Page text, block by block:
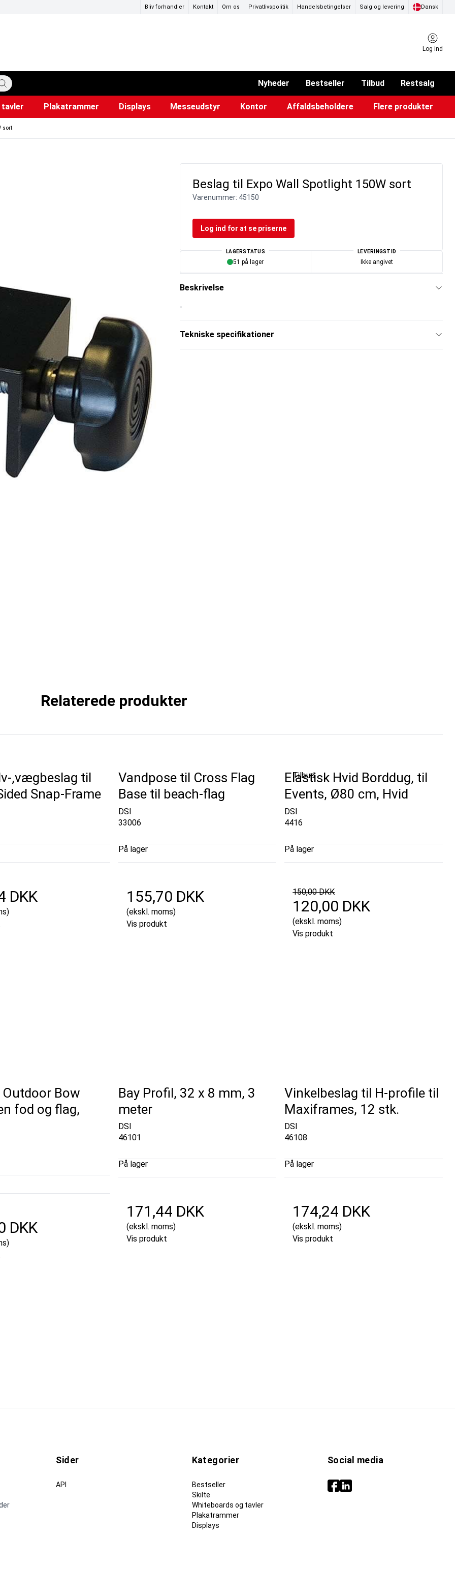
Bliv forhandler Kontakt Om os Privatlivspolitik Handelsbetingelser Salg og levering Dansk
Log ind
Nyheder Bestseller Tilbud Restsalg
tavler Plakatrammer Displays Messeudstyr Kontor Affaldsbeholdere Flere produkter
sort
Beslag til Expo Wall Spotlight 150W sort
Varenummer: 45150
Log ind for at se priserne
LAGERSTATUS
51 på lager
LEVERINGSTID
Ikke angivet
Beskrivelse
-
Tekniske specifikationer
Relaterede produkter
,vægbeslag til
Snap-Frame
DKK
Vandpose til Cross Flag
Base til beach-flag
DSI
33006
På lager
155,70 DKK
(ekskl. moms)
Vis produkt
Tilbud
Elastisk Hvid Borddug, til
Events, Ø80 cm, Hvid
DSI
4416
På lager
150,00 DKK
120,00 DKK
(ekskl. moms)
Vis produkt
Bow
fod og flag,
DKK
Bay Profil, 32 x 8 mm, 3
meter
DSI
46101
På lager
171,44 DKK
(ekskl. moms)
Vis produkt
Vinkelbeslag til H-profile til
Maxiframes, 12 stk.
DSI
46108
På lager
174,24 DKK
(ekskl. moms)
Vis produkt
Sider
API
Kategorier
Bestseller
Skilte
Whiteboards og tavler
Plakatrammer
Displays
Social media